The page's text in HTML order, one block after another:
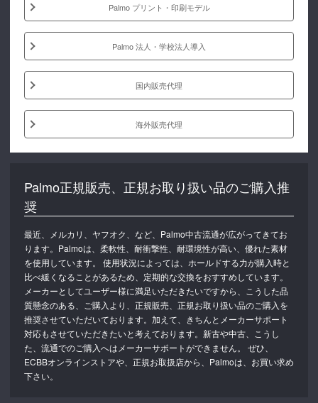
Palmo プリント・印刷モデル
Palmo 法人・学校法人導入
国内販売代理
海外販売代理
Palmo正規販売、正規お取り扱い品のご購入推
奨
最近、メルカリ、ヤフオク、など、Palmo中古流通が広がってきてお
ります。Palmoは、柔軟性、耐衝撃性、耐環境性が高い、優れた素材
を使用しています。 使用状況によっては、ホールドする力が購入時と
比べ緩くなることがあるため、定期的な交換をおすすめしています。
メーカーとしてユーザー様に満足いただきたいですから、こうした品
質懸念のある、ご購入より、正規販売、正規お取り扱い品のご購入を
推奨させていただいております。加えて、きちんとメーカーサポート
対応もさせていただきたいと考えております。新古や中古、こうし
た、流通でのご購入へはメーカーサポートができません。 ぜひ、
ECBBオンラインストアや、正規お取扱店から、Palmoは、お買い求め
下さい。